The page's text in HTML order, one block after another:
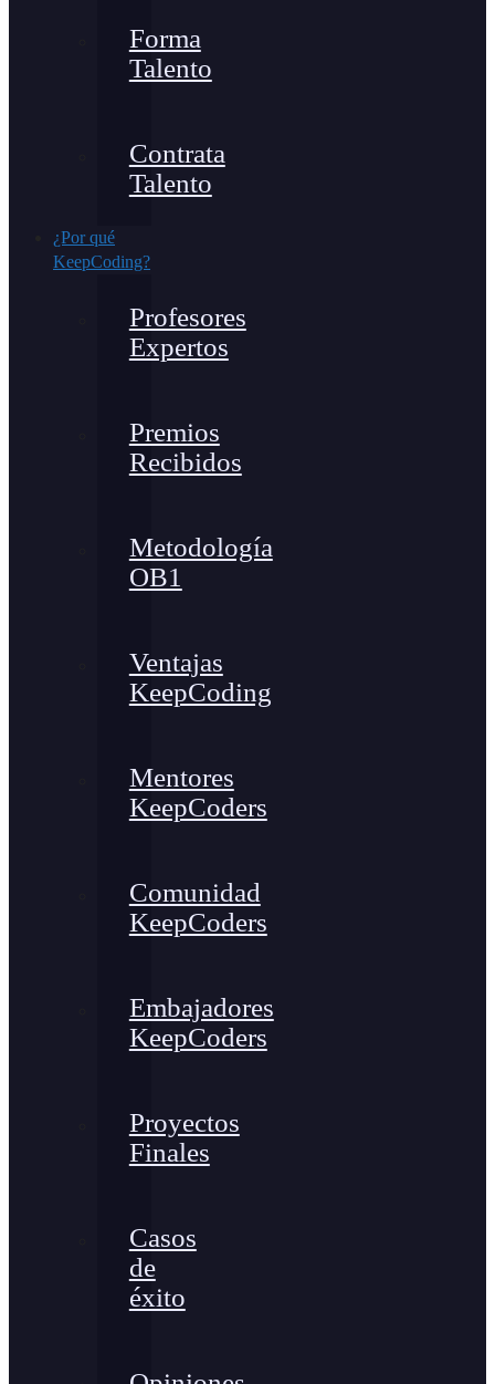
Forma
Talento
Contrata
Talento
¿Por qué
KeepCoding?
Profesores
Expertos
Premios
Recibidos
Metodología
OB1
Ventajas
KeepCoding
Mentores
KeepCoders
Comunidad
KeepCoders
Embajadores
KeepCoders
Proyectos
Finales
Casos
de
éxito